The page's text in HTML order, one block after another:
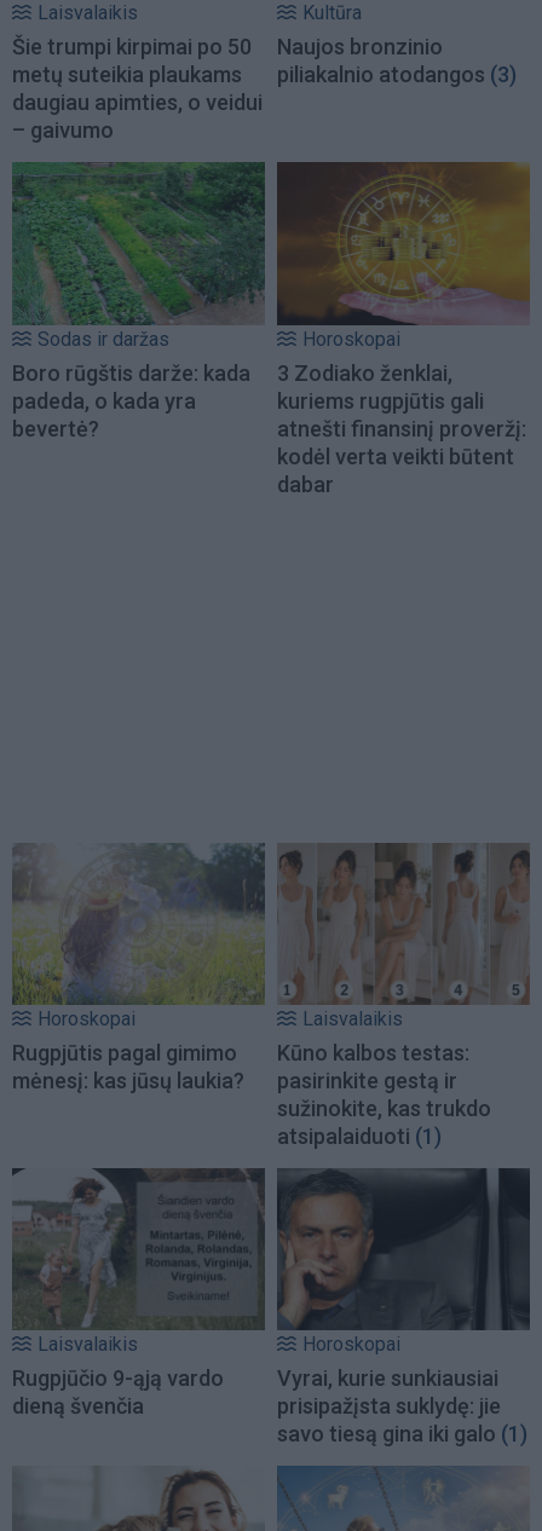
Laisvalaikis
Šie trumpi kirpimai po 50
metų suteikia plaukams
daugiau apimties, o veidui
– gaivumo
Kultūra
Naujos bronzinio
piliakalnio atodangos (3)
Sodas ir daržas
Boro rūgštis darže: kada
padeda, o kada yra
bevertė?
Horoskopai
3 Zodiako ženklai,
kuriems rugpjūtis gali
atnešti finansinį proveržį:
kodėl verta veikti būtent
dabar
Horoskopai
Rugpjūtis pagal gimimo
mėnesį: kas jūsų laukia?
Laisvalaikis
Kūno kalbos testas:
pasirinkite gestą ir
sužinokite, kas trukdo
atsipalaiduoti (1)
Laisvalaikis
Rugpjūčio 9-ąją vardo
dieną švenčia
Horoskopai
Vyrai, kurie sunkiausiai
prisipažįsta suklydę: jie
savo tiesą gina iki galo (1)